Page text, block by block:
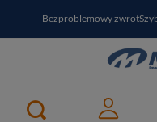
Bezproblemowy zwrot
PayPo - kup i zapłać za30 dni